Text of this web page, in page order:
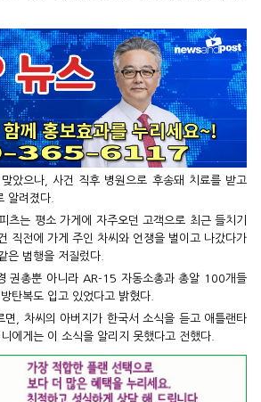
았으나, 사건 직후 병원으로 후송돼 치료를 받고
알려졌다.
츠는 평소 가게에 자주오던 고객으로 최근 들치기
직전에 가게 주인 차씨와 언쟁을 벌이고 나갔다가
은 범행을 저질렀다.
권총뿐 아니라 AR-15 자동소총과 총알 100개들
탄복도 입고 있었다고 밝혔다.
면, 차씨의 아버지가 한국서 소식을 듣고 애틀랜타
에게는 이 소식을 알리지 못했다고 전했다.